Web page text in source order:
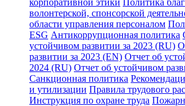
корпоративной этики Политика
волонтерской, спонсорской
области управления персоналом
ESG Антикоррупционная политика
устойчивом развитии за 2023 (RU)
развитии за 2023 (EN) Отчет об
2024 (RU) Отчет об устойчивом
Санкционная политика
и утилизации Правила трудового
Инструкция по охране труда